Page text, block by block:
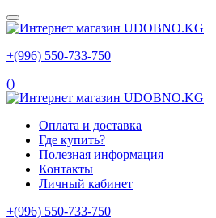
+(996) 550‑733‑750
()
Оплата и доставка
Где купить?
Полезная информация
Контакты
Личный кабинет
+(996) 550‑733‑750